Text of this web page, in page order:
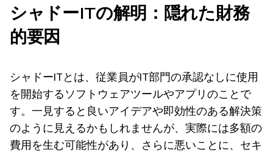
シャドーITの解明：隠れた財務
的要因
シャドーITとは、従業員がIT部門の承認なしに使用
を開始するソフトウェアツールやアプリのことで
す。一見すると良いアイデアや即効性のある解決策
のように見えるかもしれませんが、実際には多額の
費用を生む可能性があり、さらに悪いことに、セキ